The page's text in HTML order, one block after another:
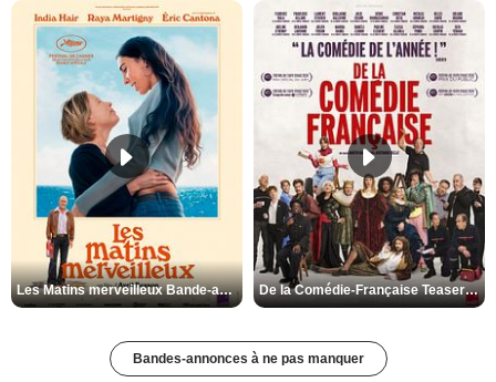
Les Matins merveilleux Bande-annonce VF De la Comédie-Française Teaser VF
Bandes-annonces à ne pas manquer